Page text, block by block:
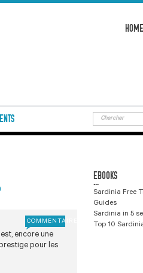
HOME
COMMENTAIRE
est, encore une
pour les
EBOOKS
...
Sardinia Free
Guides
Sardinia in 5
Top 10